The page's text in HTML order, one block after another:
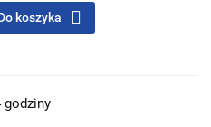
koszyka
godziny